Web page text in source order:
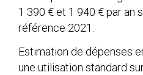
1 390 € et 1 940 € par an
référence 2021.
Estimation de dépenses
une utilisation standard